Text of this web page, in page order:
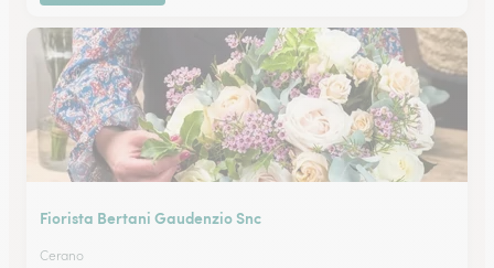
Fiorista Bertani Gaudenzio Snc
Cerano